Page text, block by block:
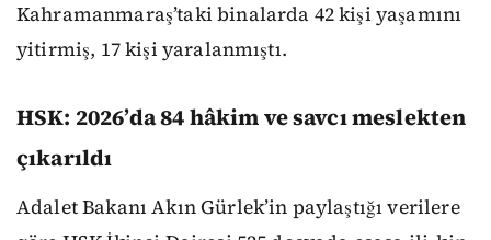
Kahramanmaraş’taki binalarda 42 kişi yaşamını
yitirmiş, 17 kişi yaralanmıştı.
HSK: 2026’da 84 hâkim ve savcı meslekten
çıkarıldı
Adalet Bakanı Akın Gürlek’in paylaştığı verilere